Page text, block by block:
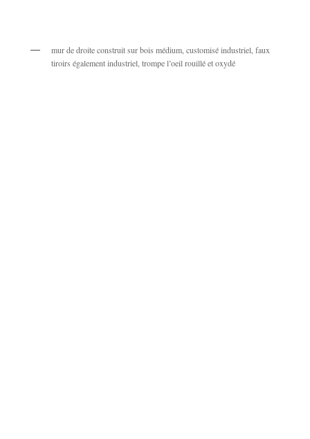
mur de droite construit sur bois médium, customisé industriel, faux
tiroirs également industriel, trompe l’oeil rouillé et oxydé